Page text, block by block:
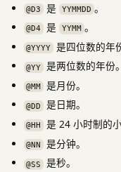
@D3 是 YYMMDD 。
@D4 是 YYMM 。
@YYYY 是四位数的年
@YY 是两位数的年份。
@MM 是月份。
@DD 是日期。
@HH 是 24 小时制的小
@NN 是分钟。
@SS 是秒。